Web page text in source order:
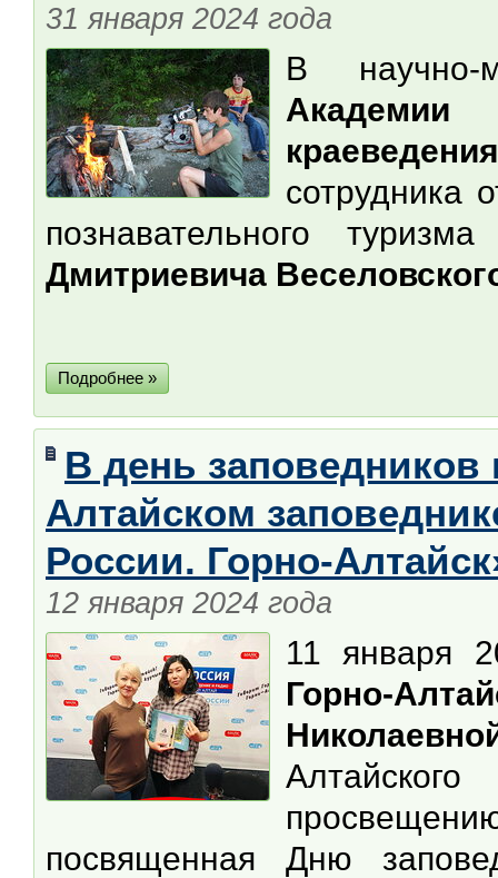
31 января 2024 года
В научно-
Академии
сотрудника
познавательного
Дмитриевича
Подробнее »
В день
Алтайском
России. Горно-
12 января 2024 года
11 января
Горно-
посвященная Дню